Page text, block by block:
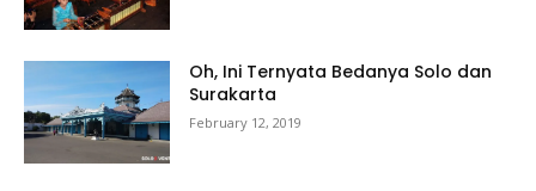
Oh, Ini Ternyata Bedanya Solo dan
Surakarta
February 12, 2019